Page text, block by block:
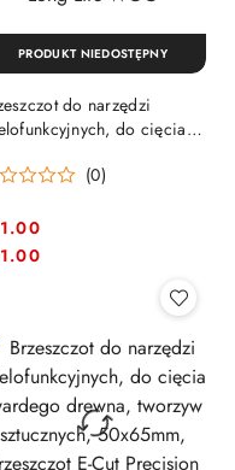
do narzędzi
do cięcia
G-K, 50x65mm,
(0)
PRODUKT NIEDOSTĘPNY